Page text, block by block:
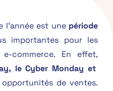
l’année est une période
importantes pour les
commerce. En effet,
le Cyber Monday et
opportunités de ventes.